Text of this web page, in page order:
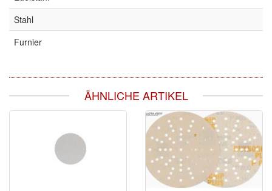
Stahl
Furnier
ÄHNLICHE ARTIKEL